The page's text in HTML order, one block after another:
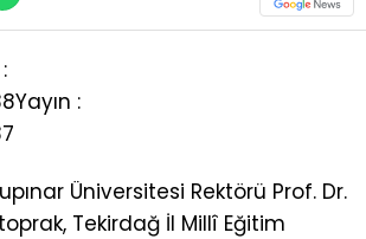
Yayın :
Üniversitesi Rektörü Prof. Dr.
Tekirdağ İl Millî Eğitim